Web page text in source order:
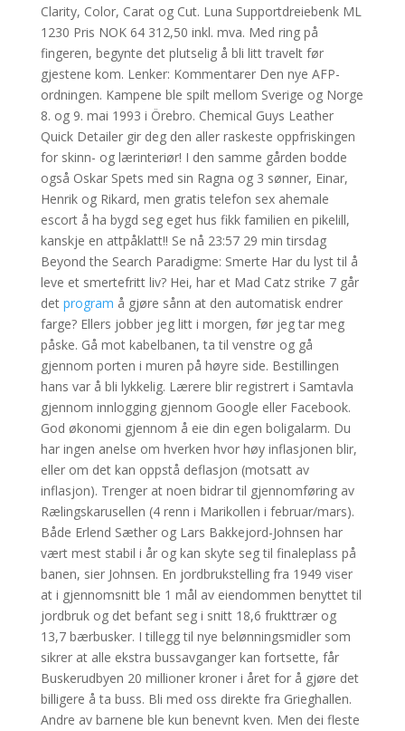
Clarity, Color, Carat og Cut. Luna Supportdreiebenk ML
1230 Pris NOK 64 312,50 inkl. mva. Med ring på
fingeren, begynte det plutselig å bli litt travelt før
gjestene kom. Lenker: Kommentarer Den nye AFP-
ordningen. Kampene ble spilt mellom Sverige og Norge
8. og 9. mai 1993 i Örebro. Chemical Guys Leather
Quick Detailer gir deg den aller raskeste oppfriskingen
for skinn- og lærinteriør! I den samme gården bodde
også Oskar Spets med sin Ragna og 3 sønner, Einar,
Henrik og Rikard, men gratis telefon sex ahemale
escort å ha bygd seg eget hus fikk familien en pikelill,
kanskje en attpåklatt!! Se nå 23:57 29 min tirsdag
Beyond the Search Paradigme: Smerte Har du lyst til å
leve et smertefritt liv? Hei, har et Mad Catz strike 7 går
det program å gjøre sånn at den automatisk endrer
farge? Ellers jobber jeg litt i morgen, før jeg tar meg
påske. Gå mot kabelbanen, ta til venstre og gå
gjennom porten i muren på høyre side. Bestillingen
hans var å bli lykkelig. Lærere blir registrert i Samtavla
gjennom innlogging gjennom Google eller Facebook.
God økonomi gjennom å eie din egen boligalarm. Du
har ingen anelse om hverken hvor høy inflasjonen blir,
eller om det kan oppstå deflasjon (motsatt av
inflasjon). Trenger at noen bidrar til gjennomføring av
Rælingskarusellen (4 renn i Marikollen i februar/mars).
Både Erlend Sæther og Lars Bakkejord-Johnsen har
vært mest stabil i år og kan skyte seg til finaleplass på
banen, sier Johnsen. En jordbrukstelling fra 1949 viser
at i gjennomsnitt ble 1 mål av eiendommen benyttet til
jordbruk og det befant seg i snitt 18,6 frukttrær og
13,7 bærbusker. I tillegg til nye belønningsmidler som
sikrer at alle ekstra bussavganger kan fortsette, får
Buskerudbyen 20 millioner kroner i året for å gjøre det
billigere å ta buss. Bli med oss direkte fra Grieghallen.
Andre av barnene ble kun benevnt kven. Men dei fleste